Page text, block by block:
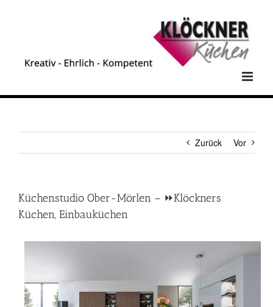
Zurück Vor
Küchenstudio Ober-Mörlen – ⏩Klöckners
Küchen, Einbauküchen